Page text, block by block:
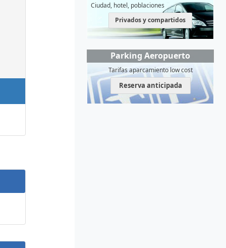
Ciudad, hotel, poblaciones
Privados y compartidos
Parking Aeropuerto
Tarifas aparcamiento low cost
Reserva anticipada